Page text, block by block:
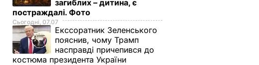
загиблих – дитина, є
постраждалі. Фото
Сьогодні, 07.07
Екссоратник Зеленського
пояснив, чому Трамп
насправді причепився до
костюма президента України